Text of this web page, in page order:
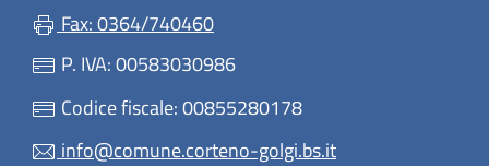
Fax: 0364/740460
P. IVA: 00583030986
Codice fiscale: 00855280178
info@comune.corteno-golgi.bs.it